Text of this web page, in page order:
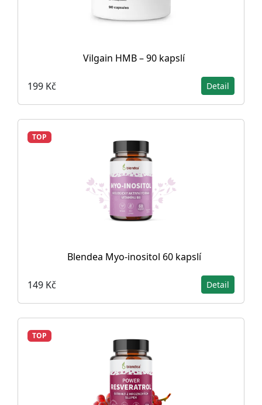
Vilgain HMB – 90 kapslí
199 Kč Detail
TOP
Blendea Myo-inositol 60 kapslí
149 Kč Detail
TOP